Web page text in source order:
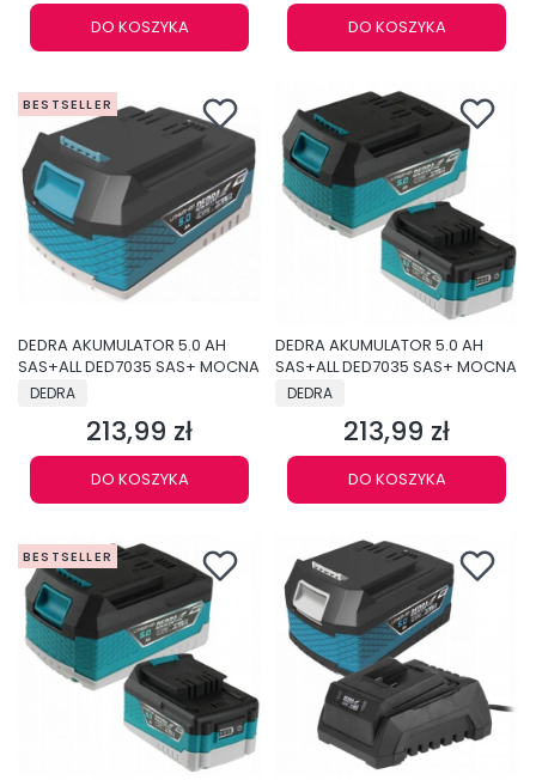
DO KOSZYKA DO KOSZYKA
BESTSELLER
DEDRA AKUMULATOR 5.0 AH
SAS+ALL DED7035 SAS+ MOCNA
PRODUCENT
DEDRA
Cena
213,99 zł
DO KOSZYKA
DEDRA AKUMULATOR 5.0 AH
SAS+ALL DED7035 SAS+ MOCNA
PRODUCENT
DEDRA
Cena
213,99 zł
DO KOSZYKA
BESTSELLER